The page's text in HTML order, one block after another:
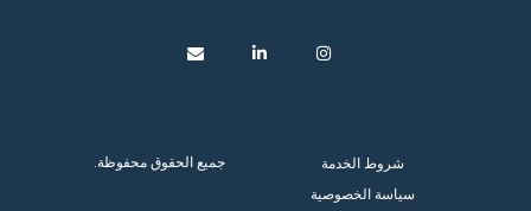
جميع الحقوق محفوظة.
شروط الخدمة
سياسة الخصوصية